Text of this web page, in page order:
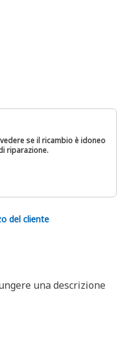
se il ricambio è idoneo
riparazione.
del cliente
una descrizione